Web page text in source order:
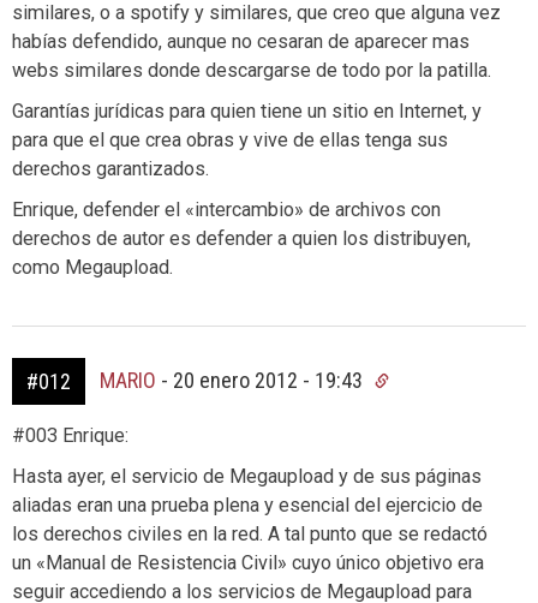
similares, o a spotify y similares, que creo que alguna vez
habías defendido, aunque no cesaran de aparecer mas
webs similares donde descargarse de todo por la patilla.
Garantías jurídicas para quien tiene un sitio en Internet, y
para que el que crea obras y vive de ellas tenga sus
derechos garantizados.
Enrique, defender el «intercambio» de archivos con
derechos de autor es defender a quien los distribuyen,
como Megaupload.
#012 MARIO - 20 enero 2012 - 19:43
#003 Enrique:
Hasta ayer, el servicio de Megaupload y de sus páginas
aliadas eran una prueba plena y esencial del ejercicio de
los derechos civiles en la red. A tal punto que se redactó
un «Manual de Resistencia Civil» cuyo único objetivo era
seguir accediendo a los servicios de Megaupload para